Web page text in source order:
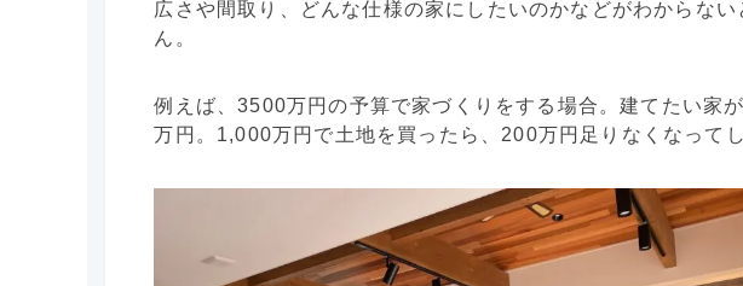
広さや間取り、どんな仕様の家にしたいのかなどがわからな
ん。
例えば、3500万円の予算で家づくりをする場合。建てたい家
万円。1,000万円で土地を買ったら、200万円足りなくなってし